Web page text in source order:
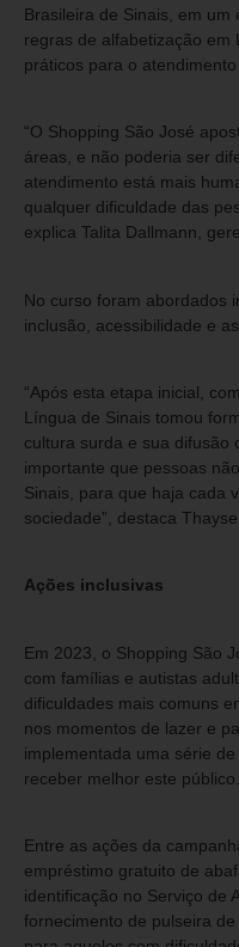
Brasileira de Sinais, em um
regras de alfabetização em
práticos para o
“O Shopping São José
áreas, e não poderia ser
atendimento está mais
qualquer dificuldade das
explica Talita Dallmann,
No curso foram abordados
inclusão, acessibilidade e
“Após esta etapa inicial,
Língua de Sinais tomou
cultura surda e sua difusão
importante que pessoas
Sinais, para que haja cada
sociedade”, destaca Thayse.
Ações inclusivas
Em 2023, o Shopping São
com famílias e autistas
dificuldades mais comuns
nos momentos de lazer e
implementada uma série
receber melhor este público.
Entre as ações da
empréstimo gratuito de
identificação no Serviço de
fornecimento de pulseira